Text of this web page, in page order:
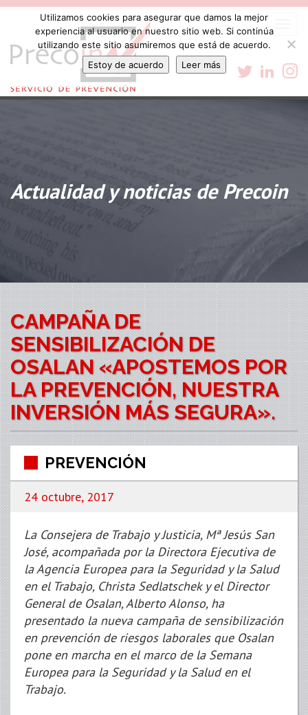
Actualidad y noticias de Precoin
CAMPAÑA DE
SENSIBILIZACIÓN DE
OSALAN «APOSTEMOS POR
LA PREVENCIÓN, NUESTRA
INVERSIÓN MÁS SEGURA».
PREVENCIÓN
24 octubre, 2017
La Consejera de Trabajo y Justicia, Mª Jesús San
José, acompañada por la Directora Ejecutiva de
la Agencia Europea para la Seguridad y la Salud
en el Trabajo, Christa Sedlatschek y el Director
General de Osalan, Alberto Alonso, ha
presentado la nueva campaña de sensibilización
en prevención de riesgos laborales que Osalan
pone en marcha en el marco de la Semana
Europea para la Seguridad y la Salud en el
Trabajo.
Utilizamos cookies para asegurar que damos la mejor
experiencia al usuario en nuestro sitio web. Si continúa
utilizando este sitio asumiremos que está de acuerdo.
Estoy de acuerdo
Leer más